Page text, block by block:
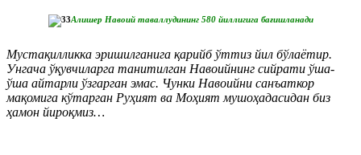
Алишер Навоий таваллудининг 580 йиллигига бағишланади
Мустақилликка эришилганига қарийб ўттиз йил бўлаётир.
Унгача ўқувчиларга танитилган Навоийнинг сийрати ўша-
ўша айтарли ўзгарган эмас. Чунки Навоийни санъаткор
мақомига кўтарган Руҳият ва Моҳият мушоҳадасидан биз
ҳамон йироқмиз…